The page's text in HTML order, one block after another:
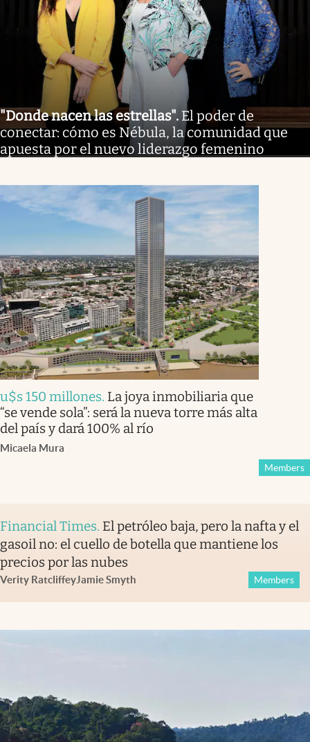
"Donde nacen las estrellas". El poder de
conectar: cómo es Nébula, la comunidad que
apuesta por el nuevo liderazgo femenino
u$s 150 millones. La joya inmobiliaria que
“se vende sola”: será la nueva torre más alta
del país y dará 100% al río
Micaela Mura
Members
Financial Times. El petróleo baja, pero la nafta y el
gasoil no: el cuello de botella que mantiene los
precios por las nubes
Verity RatcliffeyJamie Smyth Members